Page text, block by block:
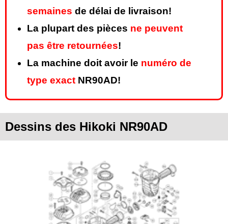
semaines de délai de livraison!
La plupart des pièces ne peuvent
pas être retournées!
La machine doit avoir le numéro de
type exact NR90AD!
Dessins des Hikoki NR90AD